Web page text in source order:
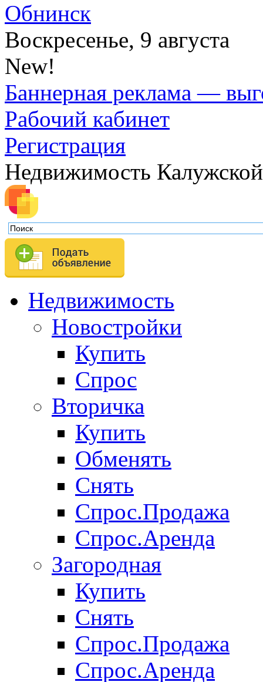
Обнинск
Воскресенье, 9 августа
New!
Баннерная реклама —
Рабочий кабинет
Регистрация
Недвижимость
Недвижимость
Новостройки
Купить
Спрос
Вторичка
Купить
Обменять
Снять
Спрос.Продажа
Спрос.Аренда
Загородная
Купить
Снять
Спрос.Продажа
Спрос.Аренда